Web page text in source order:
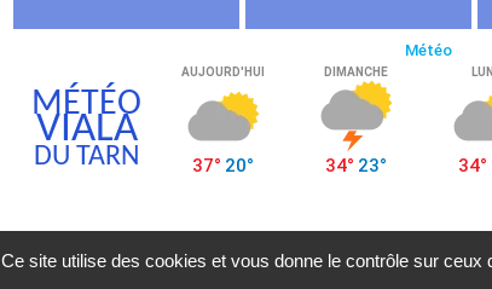
MÉTÉO
VIALA
DU TARN
Mentions légales| Viala du Tarn © 2016 |
Ce site utilise des cookies et vous donne le contrôle sur ceux